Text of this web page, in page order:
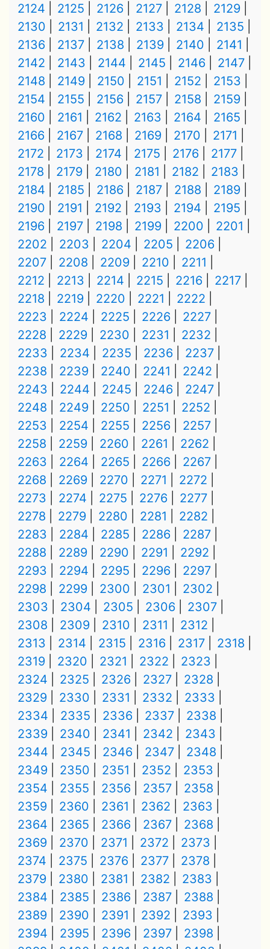
2124 2125 2126 2127 2128
2129
2130
2131 2132 2133 2134
2135
2136
2137 2138 2139 2140
2141
2142
2143 2144 2145 2146
2147
2148
2149 2150 2151 2152
2153
2154
2155 2156 2157 2158
2159
2160
2161 2162 2163 2164
2165
2166
2167 2168 2169 2170
2171
2172
2173 2174 2175 2176
2177
2178
2179 2180 2181 2182
2183
2184
2185 2186 2187 2188
2189
2190
2191 2192 2193 2194
2195
2196
2197 2198 2199 2200
2201
2202
2203 2204 2205
2206
2207
2208 2209 2210
2211
2212
2213 2214 2215 2216
2217
2218
2219 2220 2221
2222
2223
2224 2225 2226
2227
2228
2229 2230 2231
2232
2233
2234 2235 2236
2237
2238
2239 2240 2241
2242
2243
2244 2245 2246
2247
2248
2249 2250 2251
2252
2253
2254 2255 2256
2257
2258
2259 2260 2261
2262
2263
2264 2265 2266
2267
2268
2269 2270 2271
2272
2273
2274 2275 2276
2277
2278
2279 2280 2281
2282
2283
2284 2285 2286
2287
2288
2289 2290 2291
2292
2293
2294 2295 2296
2297
2298
2299 2300 2301
2302
2303
2304 2305 2306
2307
2308
2309 2310 2311
2312
2313
2314 2315 2316 2317
2318
2319
2320 2321 2322
2323
2324
2325 2326 2327
2328
2329
2330 2331 2332
2333
2334
2335 2336 2337
2338
2339
2340 2341 2342
2343
2344
2345 2346 2347
2348
2349
2350 2351 2352
2353
2354
2355 2356 2357
2358
2359
2360 2361 2362
2363
2364
2365 2366 2367
2368
2369
2370 2371 2372
2373
2374
2375 2376 2377
2378
2379
2380 2381 2382
2383
2384
2385 2386 2387
2388
2389
2390 2391 2392
2393
2394
2395 2396 2397
2398